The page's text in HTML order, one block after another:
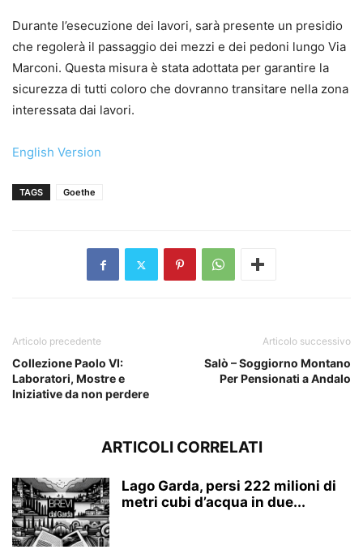
Durante l’esecuzione dei lavori, sarà presente un presidio
che regolerà il passaggio dei mezzi e dei pedoni lungo Via
Marconi. Questa misura è stata adottata per garantire la
sicurezza di tutti coloro che dovranno transitare nella zona
interessata dai lavori.
English Version
TAGS Goethe
Articolo precedente
Collezione Paolo VI:
Laboratori, Mostre e
Iniziative da non perdere
Articolo successivo
Salò – Soggiorno Montano
Per Pensionati a Andalo
ARTICOLI CORRELATI
Lago Garda, persi 222 milioni di
metri cubi d’acqua in due...